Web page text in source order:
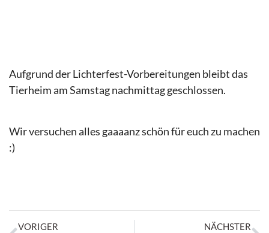
Aufgrund der Lichterfest-Vorbereitungen bleibt das
Tierheim am Samstag nachmittag geschlossen.
Wir versuchen alles gaaaanz schön für euch zu machen
:)
VORIGER NÄCHSTER